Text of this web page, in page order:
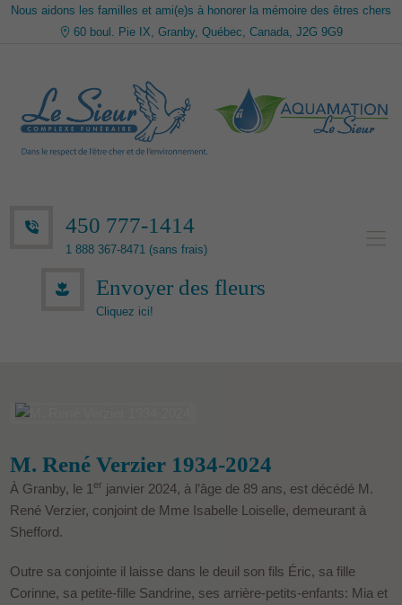
Nous aidons les familles et ami(e)s à honorer la mémoire des êtres chers
60 boul. Pie IX, Granby, Québec, Canada, J2G 9G9
450 777-1414
1 888 367-8471 (sans frais)
Envoyer des fleurs
Cliquez ici!
M. René Verzier 1934-2024
À Granby, le 1er janvier 2024, à l’âge de 89 ans, est décédé M.
René Verzier, conjoint de Mme Isabelle Loiselle, demeurant à
Shefford.
Outre sa conjointe il laisse dans le deuil son fils Éric, sa fille
Corinne, sa petite-fille Sandrine, ses arrière-petits-enfants: Mia et